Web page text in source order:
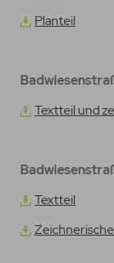
Planteil
Textteil und
Textteil